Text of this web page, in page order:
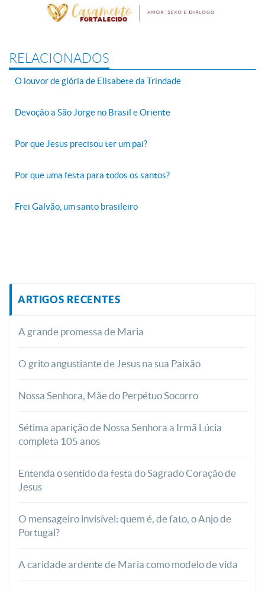
RELACIONADOS
O louvor de glória de Elisabete da Trindade
Devoção a São Jorge no Brasil e Oriente
Por que Jesus precisou ter um pai?
Por que uma festa para todos os santos?
Frei Galvão, um santo brasileiro
ARTIGOS RECENTES
A grande promessa de Maria
O grito angustiante de Jesus na sua Paixão
Nossa Senhora, Mãe do Perpétuo Socorro
Sétima aparição de Nossa Senhora a Irmã Lúcia
completa 105 anos
Entenda o sentido da festa do Sagrado Coração de
Jesus
O mensageiro invisível: quem é, de fato, o Anjo de
Portugal?
A caridade ardente de Maria como modelo de vida